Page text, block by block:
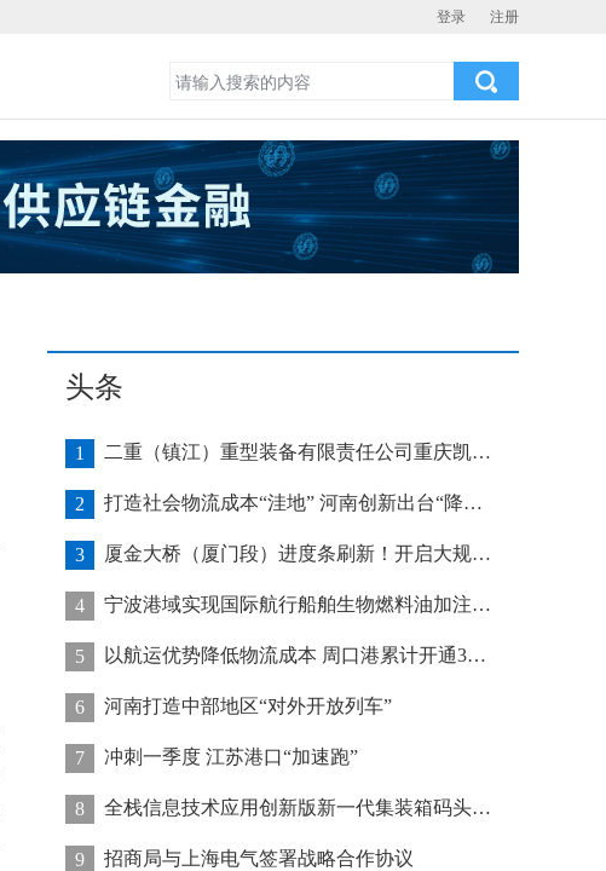
登录 注册
头条
1 二重（镇江）重型装备有限责任公司重庆凯瑞项目发运助力海上风电产业发展
2 打造社会物流成本“洼地” 河南创新出台“降本16条”
3 厦金大桥（厦门段）进度条刷新！开启大规模桥梁装配化施工新阶段
4 宁波港域实现国际航行船舶生物燃料油加注“零突破”
5 以航运优势降低物流成本 周口港累计开通32条集装箱航线
6 河南打造中部地区“对外开放列车”
7 冲刺一季度 江苏港口“加速跑”
8 全栈信息技术应用创新版新一代集装箱码头管控系统在天津港上线运行
9 招商局与上海电气签署战略合作协议